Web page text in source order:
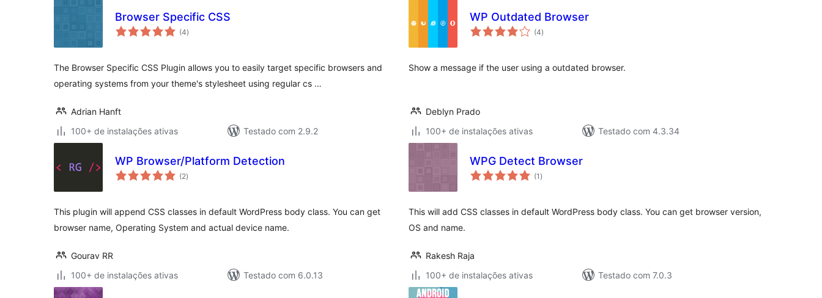
Browser Specific CSS
(4total
de
)
The Browser Specific CSS Plugin allows you to easily target specific browsers and
operating systems from your theme's stylesheet using regular cs …
Adrian Hanft
100+ de instalações ativas
Testado com 2.9.2
WP Outdated Browser
(4total
de
)
Show a message if the user using a outdated browser.
Deblyn Prado
100+ de instalações ativas
Testado com 4.3.34
WP Browser/Platform Detection
(2total
de
)
This plugin will append CSS classes in default WordPress body class. You can get
browser name, Operating System and actual device name.
Gourav RR
100+ de instalações ativas
Testado com 6.0.13
WPG Detect Browser
(1 total
de
)
This will add CSS classes in default WordPress body class. You can get browser version,
OS and name.
Rakesh Raja
100+ de instalações ativas
Testado com 7.0.3